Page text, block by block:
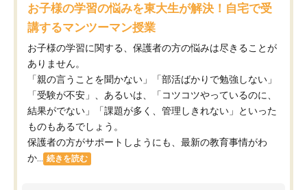
お子様の学習の悩みを東大生が解決！自宅で受
講するマンツーマン授業
お子様の学習に関する、保護者の方の悩みは尽きることが
ありません。
「親の言うことを聞かない」「部活ばかりで勉強しない」
「受験が不安」、あるいは、「コツコツやっているのに、
結果がでない」「課題が多く、管理しきれない」といった
ものもあるでしょう。
保護者の方がサポートしようにも、最新の教育事情がわ
か...
続きを読む